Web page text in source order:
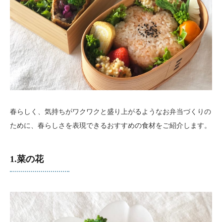
春らしく、気持ちがワクワクと盛り上がるようなお弁当づくりの
ために、春らしさを表現できるおすすめの食材をご紹介します。
1.菜の花